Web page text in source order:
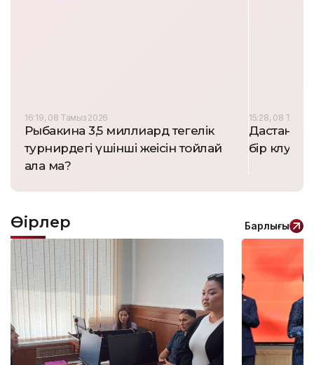
16:19, 08 Тамыз 2026
Рыбакина 3,5 миллиард теңгелік
турнирдегі үшінші жеңісін тойлай
ала ма?
15:28, 08 Тамыз
Дастан
бір
Өңірлер Барлығы